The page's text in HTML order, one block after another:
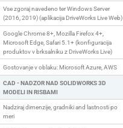
Vse zgoraj navedeno ter Windows Server
(2016, 2019) (aplikacija DriveWorks Live Web)
Google Chrome 8+, Mozilla Firefox 4+,
Microsoft Edge, Safari 5.1+ (konfiguracija
produktov v brksalniku z DriveWorks Live)
Gostovanje v oblaku: Microsoft Azure, AWS
CAD - NADZOR NAD SOLIDWORKS 3D
MODELI IN RISBAMI
Nadziraj dimenzije, gradniki and lastnosti po
meri